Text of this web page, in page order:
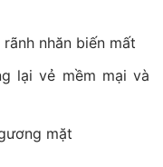
nhăn biến mất
lại vẻ mềm mại và
mặt